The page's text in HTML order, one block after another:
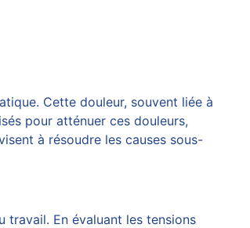
Cette douleur, souvent liée à
pour atténuer ces douleurs,
à résoudre les causes sous-
travail. En évaluant les tensions